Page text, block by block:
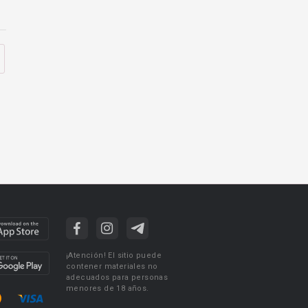
¡Atención! El sitio puede
contener materiales no
adecuados para personas
menores de 18 años.